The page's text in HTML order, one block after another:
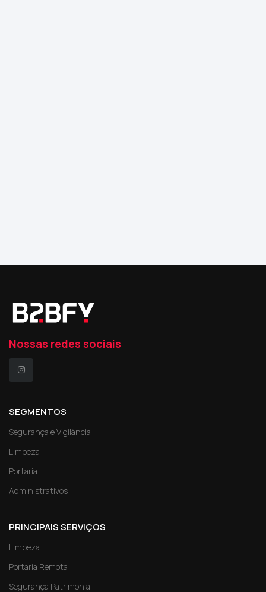
Nossas redes sociais
SEGMENTOS
Segurança e Vigilância
Limpeza
Portaria
Administrativos
PRINCIPAIS SERVIÇOS
Limpeza
Portaria Remota
Segurança Patrimonial